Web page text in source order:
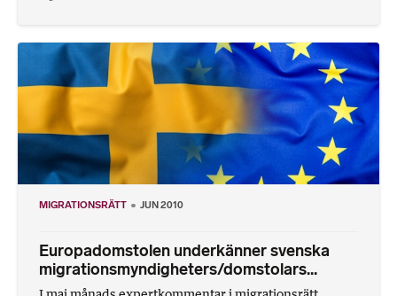
MIGRATIONSRÄTT JUN 2010
Europadomstolen underkänner svenska
migrationsmyndigheters/domstolars...